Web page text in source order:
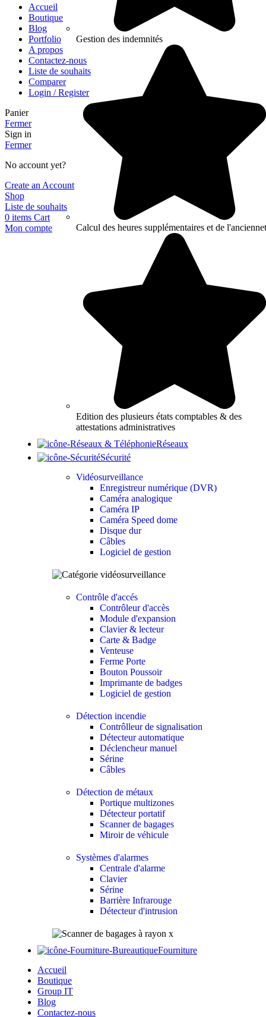
Gestion des indemnités
Calcul des heures supplémentaires et de
Edition des plusieurs états comptables & des
attestations administratives
Réseaux
Sécurité
Vidéosurveillance
Enregistreur numérique (DVR)
Caméra analogique
Caméra IP
Caméra Speed dome
Disque dur
Câbles
Logiciel de gestion
Contrôle d'accés
Contrôleur d'accès
Module d'expansion
Clavier & lecteur
Carte & Badge
Venteuse
Ferme Porte
Bouton Poussoir
Imprimante de badges
Logiciel de gestion
Détection incendie
Contrôlleur de signalisation
Détecteur automatique
Déclencheur manuel
Sérine
Câbles
Détection de métaux
Portique multizones
Détecteur portatif
Scanner de bagages
Miroir de véhicule
Systèmes d'alarmes
Centrale d'alarme
Clavier
Sérine
Barrière Infrarouge
Détecteur d'intrusion
Fourniture
Accueil
Boutique
Group IT
Blog
Contactez-nous
Accueil
Boutique
Blog
Portfolio
A propos
Contactez-nous
Liste de souhaits
Comparer
Login / Register
Panier
Fermer
Sign in
Fermer
No account yet?
Create an Account
Shop
Liste de souhaits
0 items Cart
Mon compte